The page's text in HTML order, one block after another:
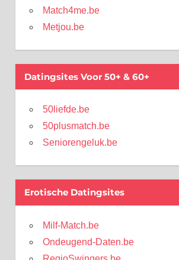
Match4me.be
Metjou.be
Datingsites Voor 50+ & 60+
50liefde.be
50plusmatch.be
Seniorengeluk.be
Erotische Datingsites
Milf-Match.be
Ondeugend-Daten.be